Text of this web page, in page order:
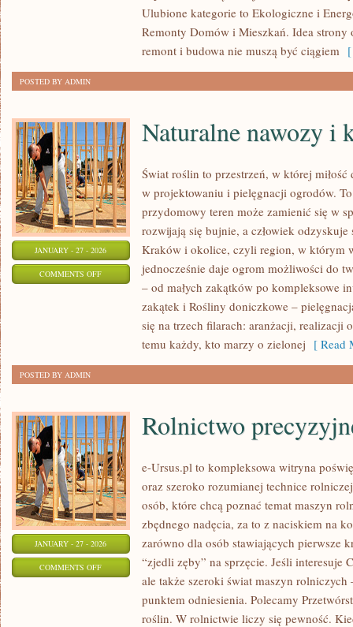
Ulubione kategorie to Ekologiczne i
Remonty Domów i Mieszkań. Idea strony
remont i budowa nie muszą być ciągiem
POSTED BY ADMIN
JANUARY - 27 - 2026
COMMENTS OFFON
NATURALNE
KOMPOSTOWANIE
Naturalne nawozy i
Świat roślin to przestrzeń, w której
w projektowaniu i pielęgnacji ogrodów.
przydomowy teren może zamienić się w
rozwijają się bujnie, a człowiek
Kraków i okolice, czyli region, w którym
jednocześnie daje ogrom możliwości do
– od małych zakątków po kompleksowe
zakątek i Rośliny doniczkowe –
się na trzech filarach: aranżacji, realizacji
temu każdy, kto marzy o zielonej [ Read
POSTED BY ADMIN
JANUARY - 27 - 2026
COMMENTS OFFON
ROLNICTWO
PRECYZYJNE
Rolnictwo
e-Ursus.pl to kompleksowa witryna
oraz szeroko rozumianej technice
osób, które chcą poznać temat maszyn
zbędnego nadęcia, za to z naciskiem na
zarówno dla osób stawiających pierwsze
“zjedli zęby” na sprzęcie. Jeśli interesuje
ale także szeroki świat maszyn rolniczych
punktem odniesienia. Polecamy
roślin. W rolnictwie liczy się pewność.